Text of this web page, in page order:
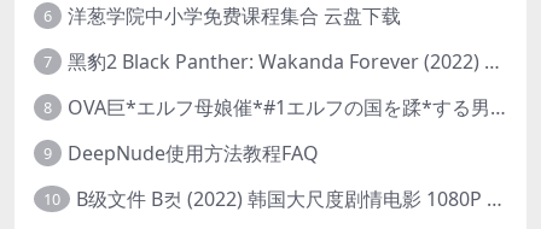
6 洋葱学院中小学免费课程集合 云盘下载
7 黑豹2 Black Panther: Wakanda Forever (2022) 高清版
8 OVA巨*エルフ母娘催*#1エルフの国を蹂*する男。汚された女王と姫
9 DeepNude使用方法教程FAQ
10 B级文件 B컷 (2022) 韩国大尺度剧情电影 1080P 中字